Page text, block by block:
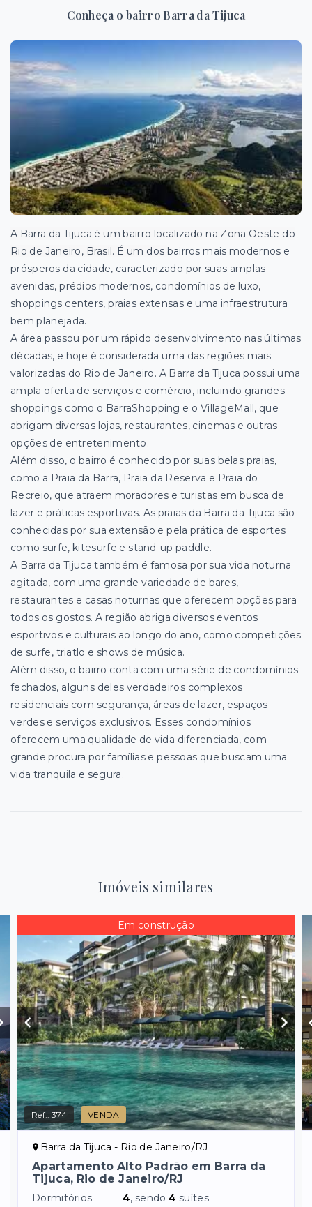
Conheça o bairro Barra da Tijuca
A Barra da Tijuca é um bairro localizado na Zona Oeste do
Rio de Janeiro, Brasil. É um dos bairros mais modernos e
prósperos da cidade, caracterizado por suas amplas
avenidas, prédios modernos, condomínios de luxo,
shoppings centers, praias extensas e uma infraestrutura
bem planejada.
A área passou por um rápido desenvolvimento nas últimas
décadas, e hoje é considerada uma das regiões mais
valorizadas do Rio de Janeiro. A Barra da Tijuca possui uma
ampla oferta de serviços e comércio, incluindo grandes
shoppings como o BarraShopping e o VillageMall, que
abrigam diversas lojas, restaurantes, cinemas e outras
opções de entretenimento.
Além disso, o bairro é conhecido por suas belas praias,
como a Praia da Barra, Praia da Reserva e Praia do
Recreio, que atraem moradores e turistas em busca de
lazer e práticas esportivas. As praias da Barra da Tijuca são
conhecidas por sua extensão e pela prática de esportes
como surfe, kitesurfe e stand-up paddle.
A Barra da Tijuca também é famosa por sua vida noturna
agitada, com uma grande variedade de bares,
restaurantes e casas noturnas que oferecem opções para
todos os gostos. A região abriga diversos eventos
esportivos e culturais ao longo do ano, como competições
de surfe, triatlo e shows de música.
Além disso, o bairro conta com uma série de condomínios
fechados, alguns deles verdadeiros complexos
residenciais com segurança, áreas de lazer, espaços
verdes e serviços exclusivos. Esses condomínios
oferecem uma qualidade de vida diferenciada, com
grande procura por famílias e pessoas que buscam uma
vida tranquila e segura.
Imóveis similares
Em construção
Ref.:374 VENDA
Barra da Tijuca - Rio de Janeiro/RJ
Apartamento Alto Padrão em Barra da
Tijuca, Rio de Janeiro/RJ
Dormitórios 4, sendo4 suítes